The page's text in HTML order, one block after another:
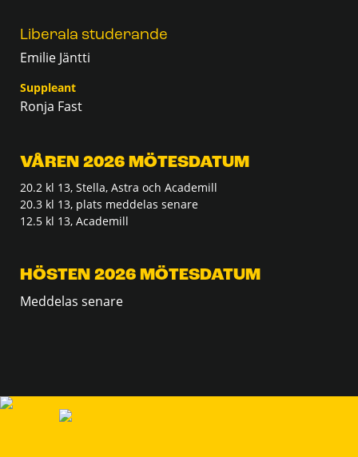
Liberala studerande
Emilie Jäntti
Suppleant
Ronja Fast
VÅREN 2026 MÖTESDATUM
20.2 kl 13, Stella, Astra och Academill
20.3 kl 13, plats meddelas senare
12.5 kl 13, Academill
HÖSTEN 2026 MÖTESDATUM
Meddelas senare